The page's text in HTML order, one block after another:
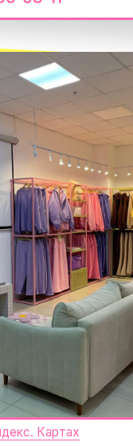
к2
соглашаетесь с Политикой обработки
на рассылку электронных
ПРИГЛАШЕНИЯ
И АНОНСЫ НОВИНОК
подписчиков
в нашем Telegram-
канале